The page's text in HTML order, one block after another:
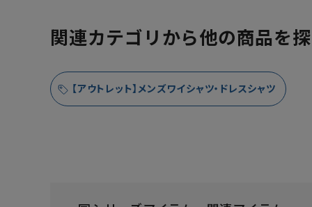
関連カテゴリから他の商品を
【アウトレット】メンズワイシャツ・ドレスシャツ